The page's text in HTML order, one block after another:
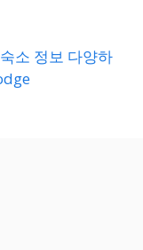
소 정보 다양하